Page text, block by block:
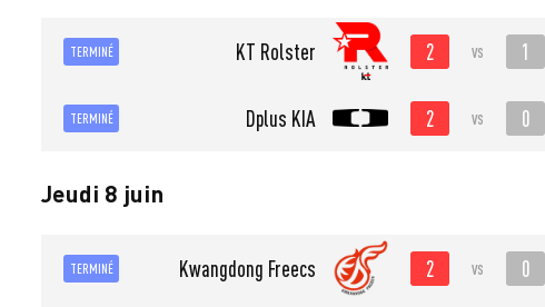
TERMINÉ KT Rolster 2 vs 1
TERMINÉ Dplus KIA 2 vs 0
Jeudi 8 juin
TERMINÉ Kwangdong Freecs 2 vs 0